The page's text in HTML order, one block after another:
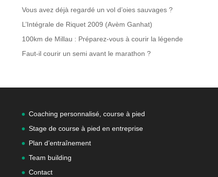
Vous avez déjà regardé un vol d’oies sauvages ?
L’Intégrale de Riquet 2009 (Avèm Ganhat)
100km de Millau : Préparez-vous à courir la légende
Faut-il courir un semi avant le marathon ?
Coaching personnalisé, course à pied
Stage de course à pied en entreprise
Plan d’entraînement
Team building
Contact